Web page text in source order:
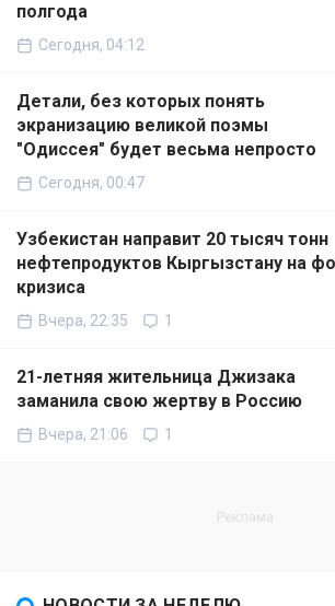
полгода
Сегодня, 04:12
Детали, без которых понять
экранизацию великой поэмы
"Одиссея" будет весьма непросто
Сегодня, 00:47
Узбекистан направит 20 тысяч тонн
нефтепродуктов Кыргызстану на
кризиса
Вчера, 22:35 1
21-летняя жительница Джизака
заманила свою жертву в Россию
Вчера, 21:06 1